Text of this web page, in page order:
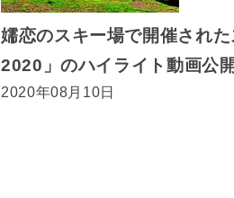
嬬恋のスキー場で開催され
2020」のハイライト動画公開
2020年08月10日